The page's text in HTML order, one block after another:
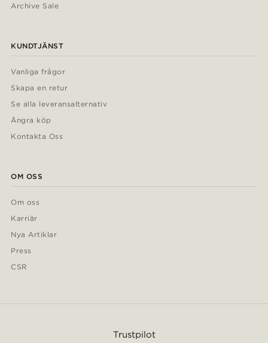
Archive Sale
KUNDTJÄNST
Vanliga frågor
Skapa en retur
Se alla leveransalternativ
Ångra köp
Kontakta Oss
OM OSS
Om oss
Karriär
Nya Artiklar
Press
CSR
Trustpilot